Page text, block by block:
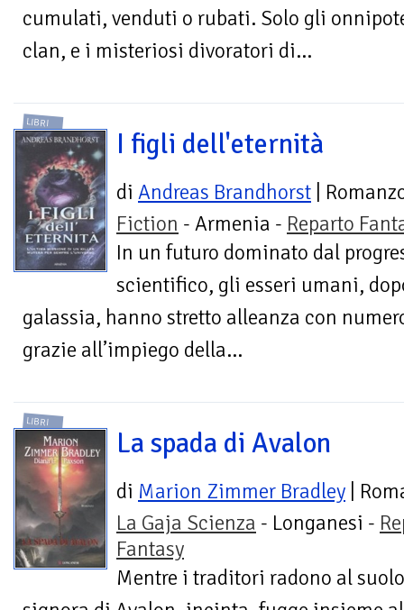
cumulati, venduti o rubati. Solo gli
clan, e i misteriosi divoratori di...
LIBRI
I figli dell'eternità
di Andreas Brandhorst |
Fiction - Armenia - Reparto
In un futuro dominato dal
scientifico, gli esseri umani,
galassia, hanno stretto alleanza con
grazie all’impiego della...
LIBRI
La spada di Avalon
di Marion Zimmer Bradley |
La Gaja Scienza - Longanesi -
Fantasy
Mentre i traditori radono al